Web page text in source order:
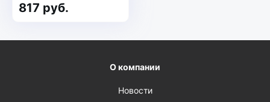
817 руб.
О компании
Новости